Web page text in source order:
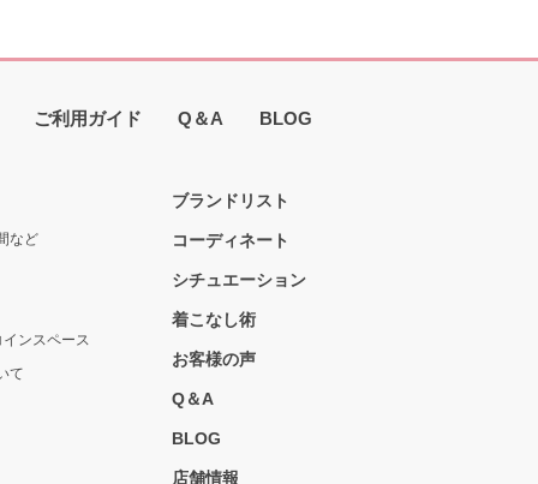
ご利用ガイド Q＆A BLOG
など
ンスペース
て
ブランドリスト
コーディネート
シチュエーション
着こなし術
お客様の声
Q＆A
BLOG
店舗情報